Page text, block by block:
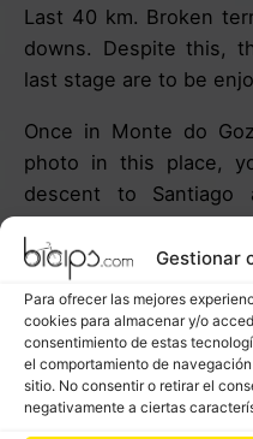
Gestionar
Para ofrecer las mejores
cookies para almacenar y/o
consentimiento de estas
el comportamiento de
sitio. No consentir o retirar el
negativamente a ciertas
Last 40 km. Broken
downs. Despite this,
last stage are to be
Once in Monte do
photo in this place,
descent to Santiago
streets until you
contemplate its
remember all the
AND
ARRIVED IN